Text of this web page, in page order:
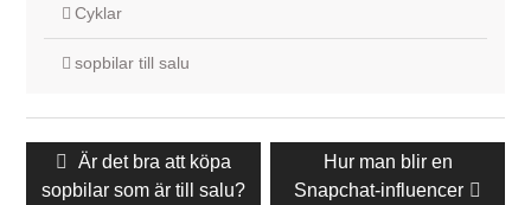
Cyklar
sopbilar till salu
Inläggsnavigering
Föregående
inlägg:
Är det bra att köpa
sopbilar som är till salu?
Nästa
inlägg:
Hur man blir en
Snapchat-influencer